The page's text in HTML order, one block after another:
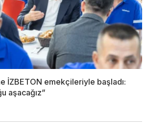
İZBETON emekçileriyle başladı:
aşacağız”